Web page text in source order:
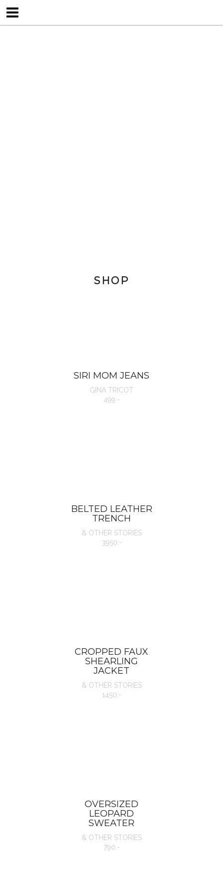
Visa/göm
meny
SHOP
SIRI MOM JEANS
GINA TRICOT
499:-
BELTED LEATHER
TRENCH
& OTHER STORIES
3950:-
CROPPED FAUX
SHEARLING
JACKET
& OTHER STORIES
1450:-
OVERSIZED
LEOPARD
SWEATER
& OTHER STORIES
790:-